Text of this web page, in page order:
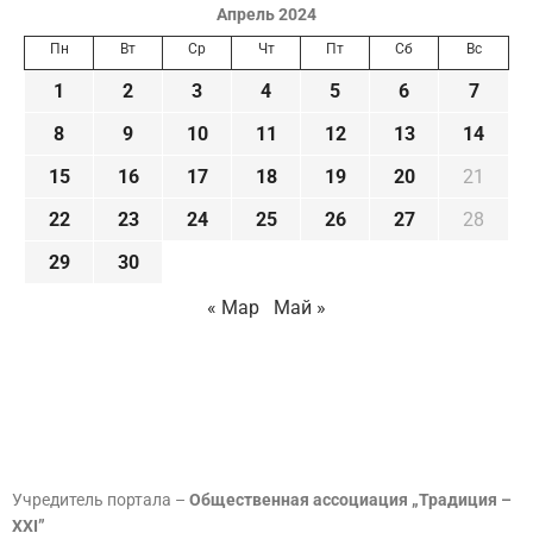
Апрель 2024
Пн Вт Ср Чт Пт Сб Вс
1 2 3 4 5 6
7
8
9 10 11 12 13
14
15
16 17 18 19 20
21
22
23 24 25 26 27
28
29
30
« Мар
Май »
Учредитель портала – Общественная ассоциация „Традиция –
XXI”